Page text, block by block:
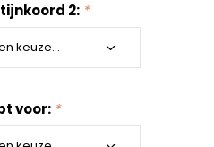
2: *
voor: *